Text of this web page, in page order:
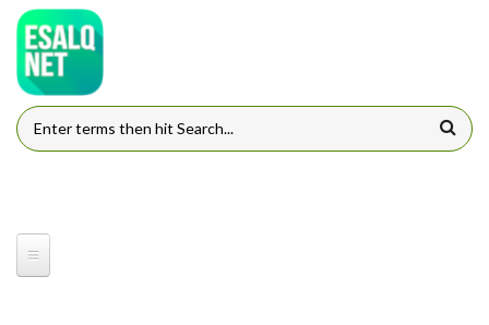
Pular para o conteúdo principal
FORMULÁRIO DE BUSCA